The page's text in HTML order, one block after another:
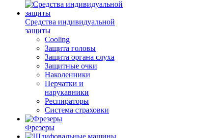
Средства индивидуальной
защиты
Cooling
Защита головы
Защита органа слуха
Защитные очки
Наколенники
Перчатки и
нарукавники
Респираторы
Система страховки
Фрезеры